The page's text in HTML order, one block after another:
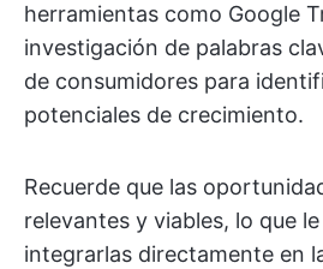
herramientas como Google
investigación de palabras
de consumidores para
potenciales de crecimiento.
Recuerde que las
relevantes y viables, lo que
integrarlas directamente en